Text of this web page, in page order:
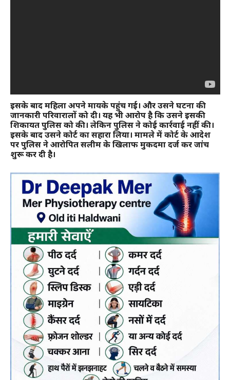
इसके बाद महिला अपने मायके पहुंच गई। और उसने घटना की
जानकारी परिवारालों को दी। यह भी आरोप है कि उसने इसकी
शिकायत पुलिस को की। लेकिन पुलिस ने कोई कार्रवाई नहीं की।
इसके बाद उसने कोर्ट का सहारा लिया। मामले में कोर्ट के आदेश
पर पुलिस ने आरोपित सलीम के खिलाफ मुकदमा दर्ज कर जांच
शुरू कर दी है।